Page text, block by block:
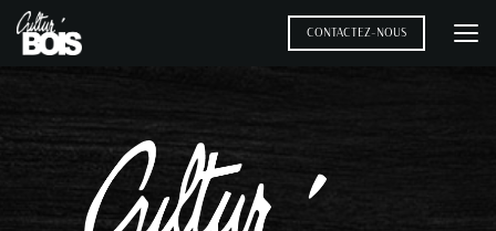
Aller
au
contenu
CONTACTEZ-NOUS